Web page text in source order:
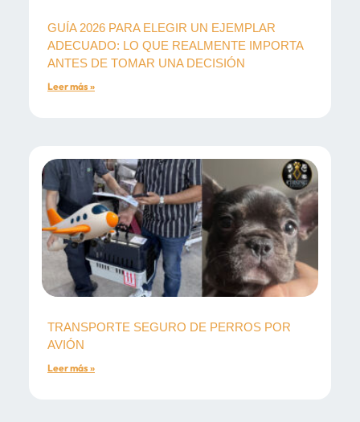
GUÍA 2026 PARA ELEGIR UN EJEMPLAR
ADECUADO: LO QUE REALMENTE IMPORTA
ANTES DE TOMAR UNA DECISIÓN
Leer más »
TRANSPORTE SEGURO DE PERROS POR
AVIÓN
Leer más »